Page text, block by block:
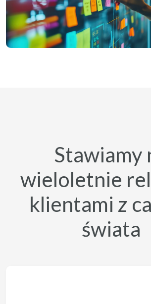
Stawiamy
wieloletnie
klientami z
świata